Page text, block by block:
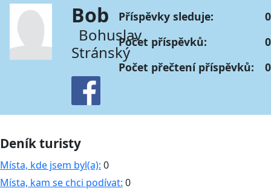
PRO TURISTY ›
MOJE TURISTIKA ›
Bob
Bohuslav
Stránský
Příspěvky sleduje:
Počet příspěvků:
0
Počet přečtení příspěvků:
0
Deník turisty
Místa, kde jsem byl(a): 0
Místa, kam se chci podívat: 0